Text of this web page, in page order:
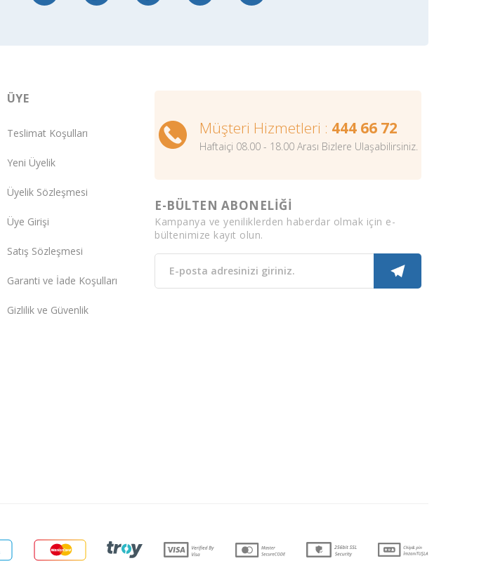
ÜYE
Teslimat Koşulları
Yeni Üyelik
Üyelik Sözleşmesi
Üye Girişi
Satış Sözleşmesi
Garanti ve İade Koşulları
Gizlilik ve Güvenlik
Müşteri Hizmetleri : 444 66 72
Haftaiçi 08.00 - 18.00 Arası Bizlere Ulaşabilirsiniz.
E-BÜLTEN ABONELİĞİ
Kampanya ve yeniliklerden haberdar olmak için e-
bültenimize kayıt olun.